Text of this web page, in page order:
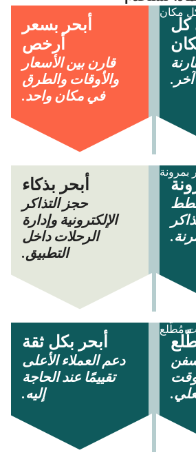
أبحر بسعر
أرخص
قارن بين الأسعار
والأوقات والطرق
في مكان واحد.
أبحر بذكاء
حجز التذاكر
الإلكترونية وإدارة
الرحلات داخل
التطبيق.
أبحر بكل ثقة
دعم العملاء الأعلى
تقييمًا عند الحاجة
إليه.